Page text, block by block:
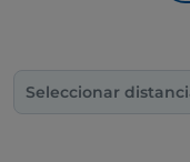
Seleccionar